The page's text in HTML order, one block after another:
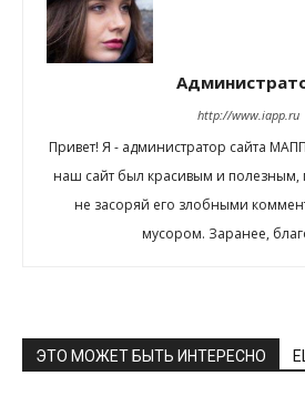
http://www.iapp.ru
Привет! Я - администратор сайта
наш сайт был красивым и полезным,
не засоряй его злобными
мусором. Заранее,
ЭТО МОЖЕТ БЫТЬ ИНТЕРЕСНО